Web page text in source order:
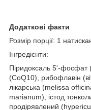
Додаткові факти
Розмір порції: 1
Інгредієнти:
Піридоксаль 5'-фосфат
(CoQ10), рибофлавін
лікарська (melissa
marianum), істод
продірявлений